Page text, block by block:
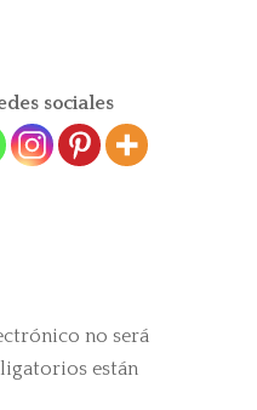
sociales
no será
están